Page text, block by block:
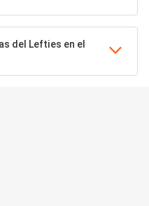
del Lefties en el